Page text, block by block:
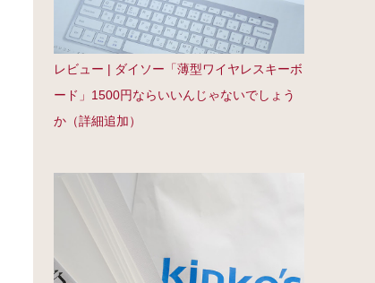
レビュー | ダイソー「薄型ワイヤレスキーボ
ード」1500円ならいいんじゃないでしょう
か（詳細追加）